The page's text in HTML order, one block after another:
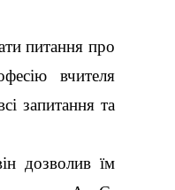
питання про
вчителя
запитання та
дозволив їм